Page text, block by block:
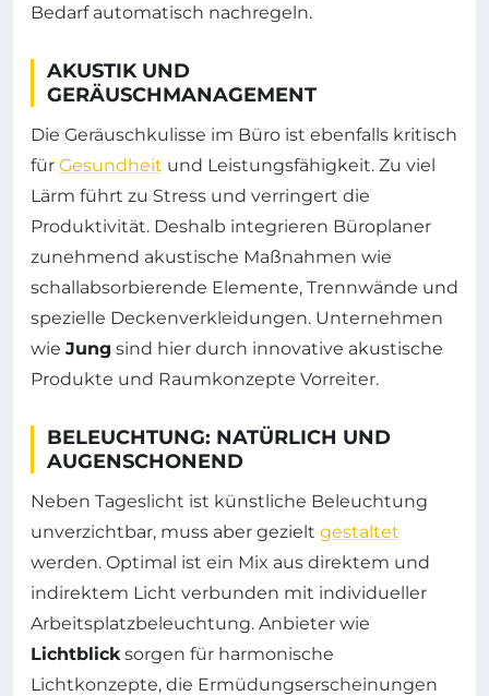
Bedarf automatisch nachregeln.
AKUSTIK UND
GERÄUSCHMANAGEMENT
Die Geräuschkulisse im Büro ist ebenfalls kritisch
für Gesundheit und Leistungsfähigkeit. Zu viel
Lärm führt zu Stress und verringert die
Produktivität. Deshalb integrieren Büroplaner
zunehmend akustische Maßnahmen wie
schallabsorbierende Elemente, Trennwände und
spezielle Deckenverkleidungen. Unternehmen
wie Jung sind hier durch innovative akustische
Produkte und Raumkonzepte Vorreiter.
BELEUCHTUNG: NATÜRLICH UND
AUGENSCHONEND
Neben Tageslicht ist künstliche Beleuchtung
unverzichtbar, muss aber gezielt gestaltet
werden. Optimal ist ein Mix aus direktem und
indirektem Licht verbunden mit individueller
Arbeitsplatzbeleuchtung. Anbieter wie
Lichtblick sorgen für harmonische
Lichtkonzepte, die Ermüdungserscheinungen